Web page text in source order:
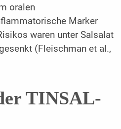
oralen
Marker
waren unter Salsalat
(Fleischman et al.,
TINSAL-